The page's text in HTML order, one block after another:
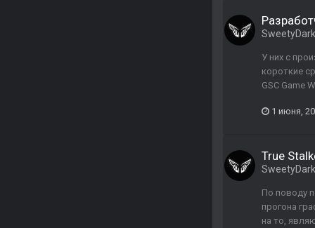
У них с
короткие
GSC Game
1 июня,
True
По поводу
прогона
на то,